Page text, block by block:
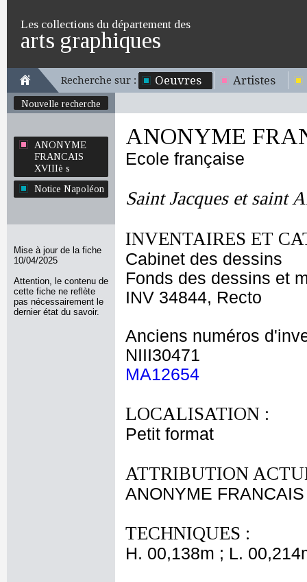
Les collections du département des
arts graphiques
Recherche sur : Oeuvres Artistes
Nouvelle recherche
ANONYME
FRANCAIS
XVIIIè s
Notice Napoléon
Mise à jour de la fiche
10/04/2025
Attention, le contenu de
cette fiche ne reflète
pas nécessairement le
dernier état du savoir.
ANONYME
Ecole française
Saint Jacques et saint
INVENTAIRES ET
Cabinet des dessins
Fonds des dessins et
INV 34844, Recto
Anciens numéros
NIII30471
MA12654
LOCALISATION :
Petit format
ATTRIBUTION
ANONYME
TECHNIQUES :
H. 00,138m ; L.